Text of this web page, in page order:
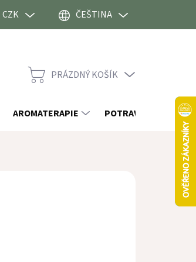
CZK ČEŠTINA
NÁKUPNÍ
PRÁZDNÝ KOŠÍK
AROMATERAPIE POTRAVINY